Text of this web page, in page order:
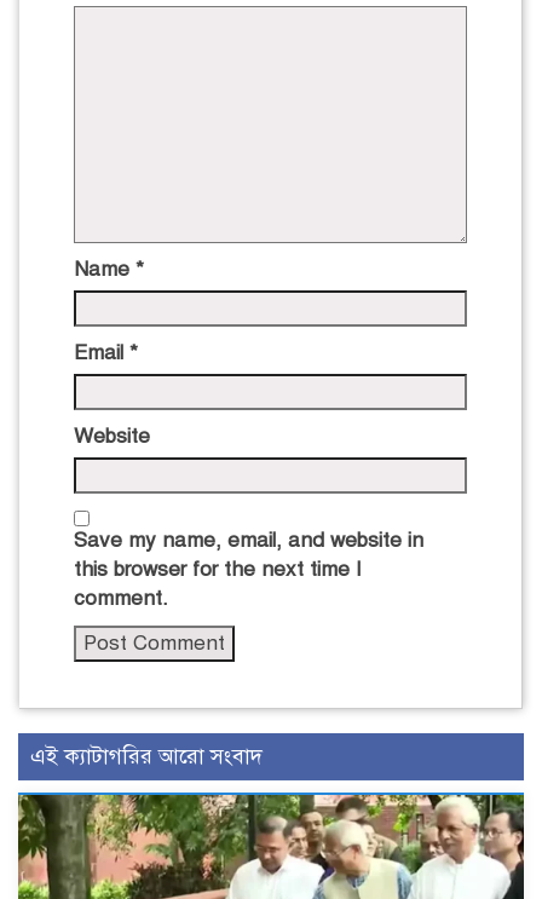
Name *
Email *
Website
Save my name, email, and website in
this browser for the next time I
comment.
এই ক্যাটাগরির আরো সংবাদ